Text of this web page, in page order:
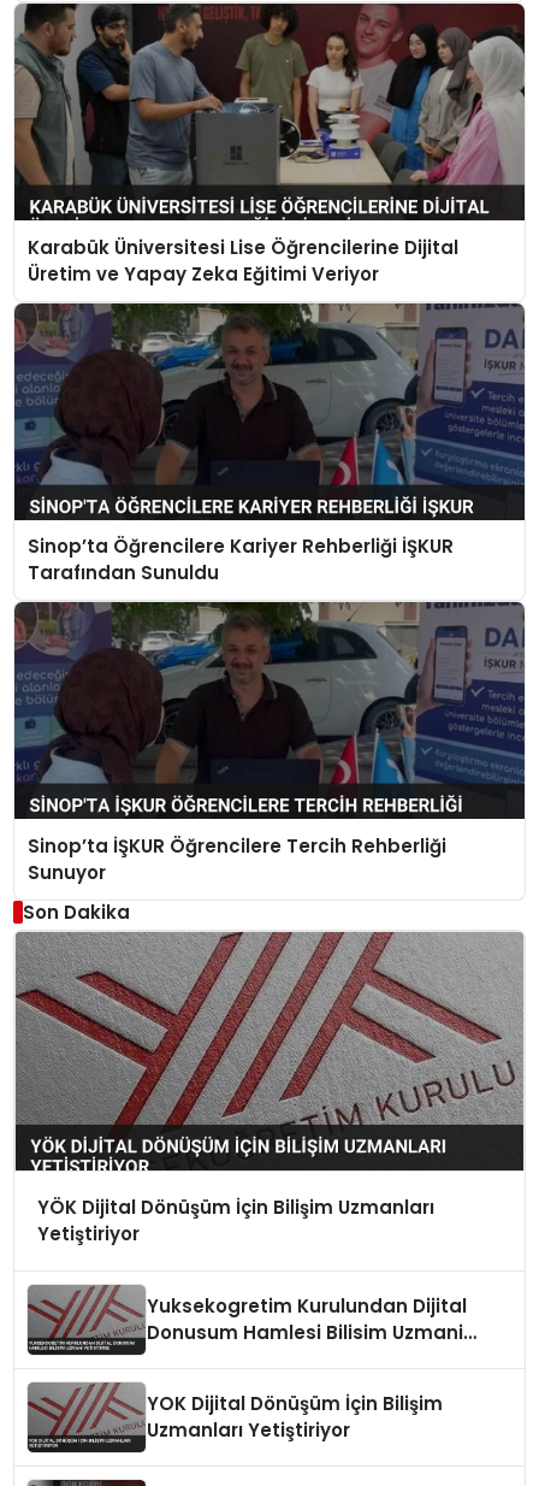
Karabük Üniversitesi Lise Öğrencilerine Dijital
Üretim ve Yapay Zeka Eğitimi Veriyor
Sinop’ta Öğrencilere Kariyer Rehberliği İŞKUR
Tarafından Sunuldu
Sinop’ta İŞKUR Öğrencilere Tercih Rehberliği
Sunuyor
Son Dakika
YÖK Dijital Dönüşüm İçin Bilişim Uzmanları
Yetiştiriyor
Yuksekogretim Kurulundan Dijital
Donusum Hamlesi Bilisim Uzmani
YOK Dijital Dönüşüm İçin Bilişim
Uzmanları Yetiştiriyor